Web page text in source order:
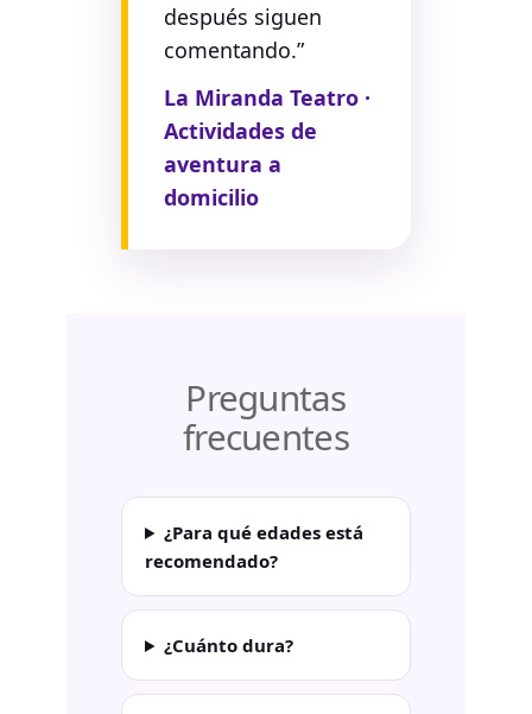
después siguen
comentando.”
La Miranda Teatro ·
Actividades de
aventura a
domicilio
Preguntas
frecuentes
¿Para qué edades está
recomendado?
¿Cuánto dura?